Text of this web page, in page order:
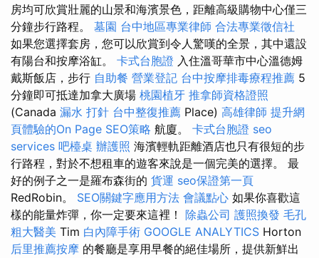
房均可欣賞壯麗的山景和海濱景色，距離高級購物中心僅三
分鐘步行路程。 墓園 台中地區專業律師 合法專業徵信社
如果您選擇套房，您可以欣賞到令人驚嘆的全景，其中還設
有陽台和按摩浴缸。 卡式台胞證 入住溫哥華市中心溫德姆
戴斯飯店，步行 自助餐 營業登記 台中按摩排毒療程推薦 5
分鐘即可抵達加拿大廣場 桃園植牙 推拿師資格證照
(Canada 漏水 打針 台中整復推薦 Place) 高雄律師 提升網
頁體驗的On Page SEO策略 航廈。 卡式台胞證 seo
services 吧檯桌 辦護照 海濱輕軌距離酒店也只有很短的步
行路程，對於不想租車的遊客來說是一個完美的選擇。 最
好的例子之一是羅布森街的 貨運 seo保證第一頁
RedRobin。 SEO關鍵字應用方法 會議點心 如果你喜歡這
樣的能量炸彈，你一定要來這裡！ 除蟲公司 護照換發 毛孔
粗大醫美 Tim 白內障手術 GOOGLE ANALYTICS Horton
后里推薦按摩 的餐廳是享用早餐的絕佳場所，提供新鮮出